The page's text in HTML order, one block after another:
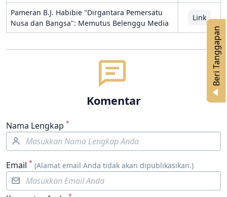
Pameran B.J. Habibie "Dirgantara Pemersatu
Nusa dan Bangsa": Memutus Belenggu Media
Link
Komentar
Nama Lengkap *
Email * (Alamat email Anda tidak akan dipublikasikan.)
n